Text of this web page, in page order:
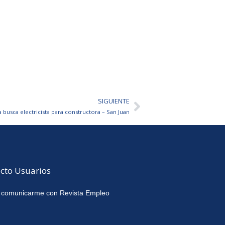
SIGUIENTE
busca electricista para constructora – San JuanSiguiente
Usuarios
con Revista Empleo